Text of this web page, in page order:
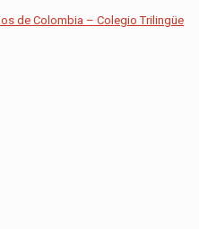
de Colombia – Colegio Trilingüe